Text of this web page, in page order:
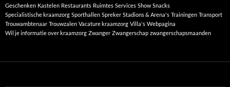
Geschenken Kastelen Restaurants Ruimtes Services Show Snacks
Specialistische kraamzorg Sporthallen Spreker Stadions & Arena's Trainingen Transport
Trouwambtenaar Trouwzalen Vacature kraamzorg Villa's Webpagina
Wil je informatie over kraamzorg Zwanger Zwangerschap zwangerschapsmaanden